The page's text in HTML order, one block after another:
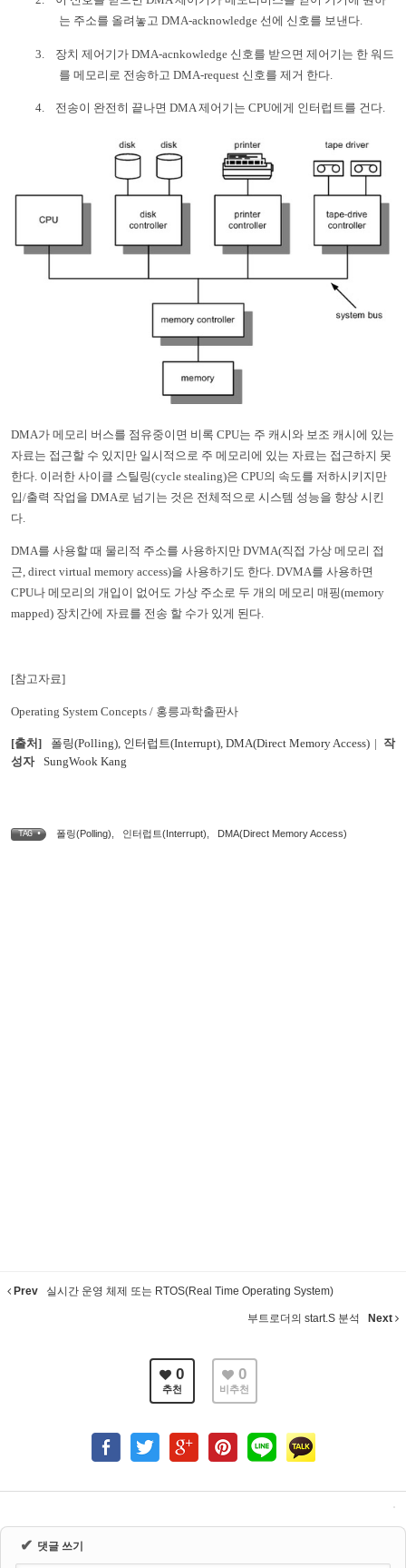
는 주소를 올려놓고 DMA-acknowledge 선에 신호를 보낸다.
3. 장치 제어기가DMA-acnkowledge 신호를 받으면 제어기는 한 워드
를 메모리로 전송하고 DMA-request 신호를 제거 한다
4. 전송이 완전히 끝나면 DMA 제어기는 CPU에게 인터럽트를 건다.
DMA가 메모리 버스를 점유중이면 비록 CPU는 주 캐시와 보조 캐시에 있는
자료는 접근할 수 있지만 일시적으로 주 메모리에 있는 자료는 접근하지 못
한다. 이러한 사이클 스틸링(cycle stealing)은 CPU의 속도를 저하시키지만
입/출력 작업을 DMA로 넘기는 것은 전체적으로 시스템 성능을 향상 시킨
다.
DMA를 사용할 때 물리적 주소를 사용하지만 DVMA(직접 가상 메모리 접
근, direct virtual memory access)을 사용하기도 한다. DVMA를 사용하면
CPU나 메모리의 개입이 없어도 가상 주소로 두 개의 메모리 매핑(memory
mapped) 장치간에 자료를 전송 할 수가 있게 된다.
[참고자료]
Operating System Concepts / 홍릉과학출판사
[출처] 폴링(Polling), 인터럽트(Interrupt), DMA(Direct Memory Access) | 작
성자
SungWook Kang
TAG • 폴링(Polling) 인터럽트(Interrupt) DMA(Direct Memory Access)
Prev 실시간 운영 체제 또는 RTOS(Real Time Operating System)
부트로더의 start.S 분석 Next
0
추천
0
비추천
✔ 댓글 쓰기